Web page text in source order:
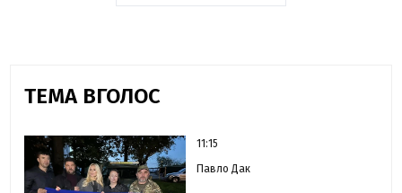
ТЕМА ВГОЛОС
11:15
Павло Дак